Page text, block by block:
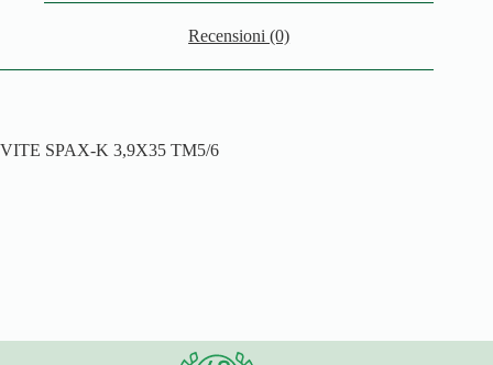
Recensioni (0)
VITE SPAX-K 3,9X35 TM5/6